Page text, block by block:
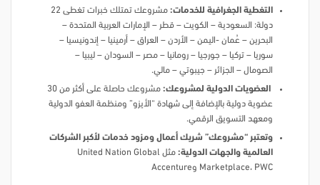
التغطية الجغرافية للخدمات:
مشروعك تمتلك خبرات تغطى 22
دولة: السعودية – الكويت – قطر – الإمارات العربية المتحدة –
البحرين – عُمان -اليمن – الأردن – العراق – أرمينيا – إندونيسيا –
سوريا – تركيا – جورجيا – رومانيا – مصر – السودان – ليبيا –
الصومال – الجزائر – جيبوتي – مالي.
العضويات الدولية لمشروعك:
مشروعك حاصلة على أكثر من 30
عضوية دولية بالإضافة إلى شهادة “الأيزو” ومنظمة العفو الدولية
ومعهد التسويق الرقمي.
وتعتبر “مشروعك” شريك أعمال ومزود خدمات لأكبر الشركات
العالمية والجهات الدولية:
مثل United Nation Global
Marketplace، PWC وAccenture